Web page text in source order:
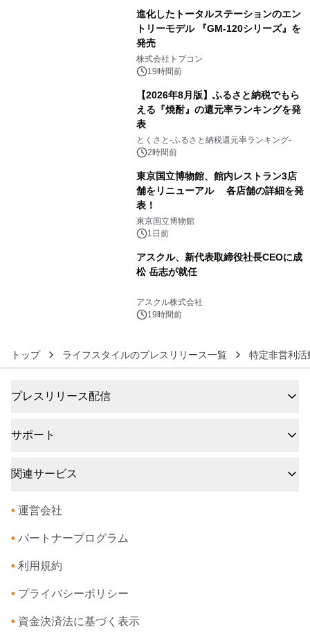
進化したトータルステーションのエン
トリーモデル 『GM-120シリーズ』を
発売
株式会社トプコン
19時間前
【2026年8月版】ふるさと納税でもら
える『焼酎』の還元率ランキングを発
表
とくさと-ふるさと納税還元率ランキング-
2時間前
東京国立博物館、館内レストラン3店
舗をリニューアル 各店舗の詳細を発
表！
東京国立博物館
1日前
アスクル、新代表取締役社長CEOに成
松 岳志が就任
アスクル株式会社
19時間前
トップ ライフスタイルのプレスリリース一覧 特定非営利
プレスリリース配信
サポート
関連サービス
• 運営会社
• パートナープログラム
• 利用規約
• プライバシーポリシー
• 資金決済法に基づく表示